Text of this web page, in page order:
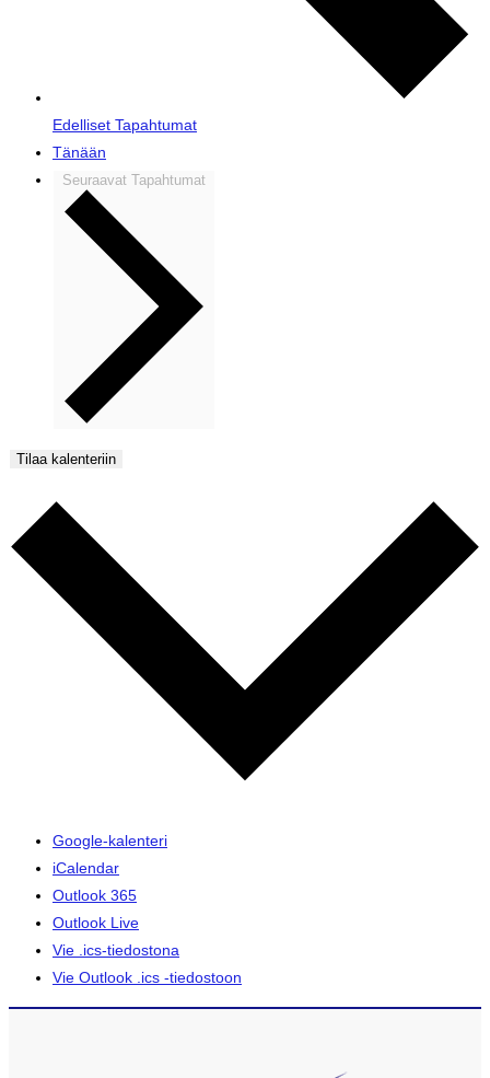
Edelliset Tapahtumat
Tänään
Seuraavat Tapahtumat
Tilaa kalenteriin
Google-kalenteri
iCalendar
Outlook 365
Outlook Live
Vie .ics-tiedostona
Vie Outlook .ics -tiedostoon